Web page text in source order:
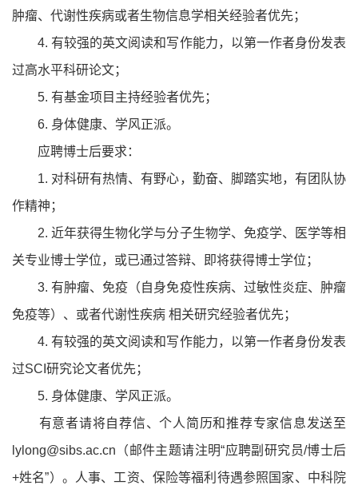
肿瘤、代谢性疾病或者生物信息学相关经验者优先；
4. 有较强的英文阅读和写作能力，以第一作者身份发表
过高水平科研论文；
5. 有基金项目主持经验者优先；
6. 身体健康、学风正派。
应聘博士后要求：
1. 对科研有热情、有野心，勤奋、脚踏实地，有团队协
作精神；
2. 近年获得生物化学与分子生物学、免疫学、医学等相
关专业博士学位，或已通过答辩、即将获得博士学位；
3. 有肿瘤、免疫（自身免疫性疾病、过敏性炎症、肿瘤
免疫等）、或者代谢性疾病 相关研究经验者优先；
4. 有较强的英文阅读和写作能力，以第一作者身份发表
过SCI研究论文者优先；
5. 身体健康、学风正派。
有意者请将自荐信、个人简历和推荐专家信息发送至
lylong@sibs.ac.cn（邮件主题请注明“应聘副研究员/博士后
+姓名”）。人事、工资、保险等福利待遇参照国家、中科院